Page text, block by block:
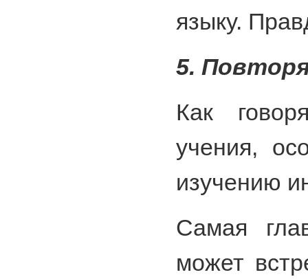
языку.
5.
Как
учения,
изучению
Самая
может